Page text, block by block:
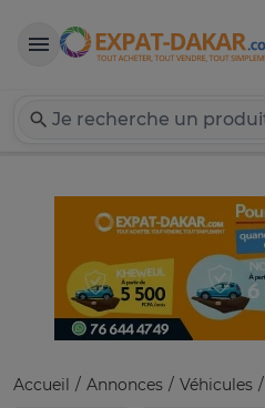
Expat-
Accueil Annonces Véhicules